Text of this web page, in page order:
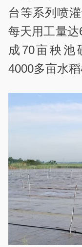
台等系列喷
每天用工量达
成 70亩秧池
4000多亩水稻